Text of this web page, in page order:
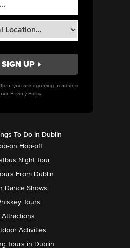
form you are agreeing to adhere
our Privacy Policy.
To Do in Dublin
on Hop-off
Night Tour
From Dublin
Dance Shows
Tours
Attractions
Activities
Tours in Dublin